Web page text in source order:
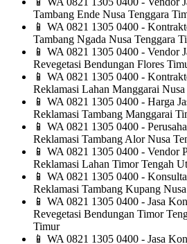
Tambang Ende Nusa Tenggara
📱 WA 0821 1305 0400 -
Tambang Ngada Nusa Tenggara
📱 WA 0821 1305 0400 - Vendor
Revegetasi Bendungan Flores
📱 WA 0821 1305 0400 -
Reklamasi Lahan Manggarai
📱 WA 0821 1305 0400 - Harga
Reklamasi Tambang Manggarai
📱 WA 0821 1305 0400 -
Reklamasi Tambang Alor Nusa
📱 WA 0821 1305 0400 - Vendor
Reklamasi Lahan Timor Tengah
📱 WA 0821 1305 0400 -
Reklamasi Tambang Kupang
📱 WA 0821 1305 0400 - Jasa
Revegetasi Bendungan Timor
Timur
📱 WA 0821 1305 0400 - Jasa